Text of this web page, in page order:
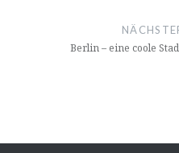
Berlin – eine coole